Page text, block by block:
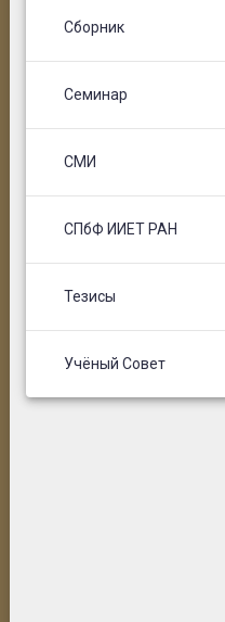
Сборник
Семинар
СМИ
СПбФ ИИЕТ РАН
Тезисы
Учёный Совет